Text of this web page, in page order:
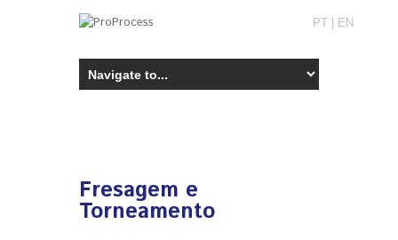
PT EN
Fresagem e
Torneamento